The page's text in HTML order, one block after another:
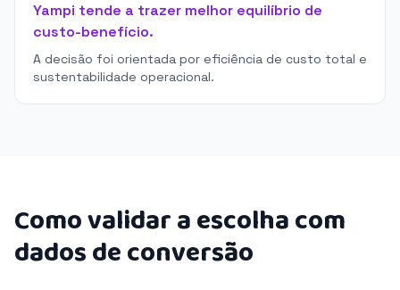
Yampi tende a trazer melhor equilíbrio de
custo-benefício.
A decisão foi orientada por eficiência de custo total e
sustentabilidade operacional.
Como validar a escolha com
dados de conversão